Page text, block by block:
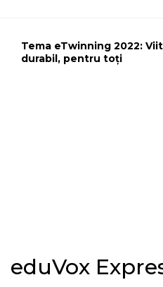
Tema eTwinning 2022:
durabil, pentru toți
eduVox